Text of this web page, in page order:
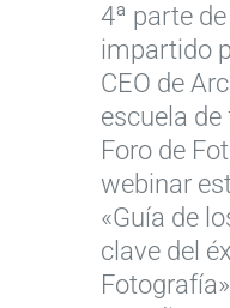
4ª parte
impartido
CEO de
escuela
Foro de
webinar
«Guía de
clave del